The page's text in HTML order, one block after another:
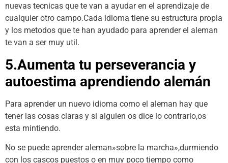
nuevas tecnicas que te van a ayudar en el aprendizaje de
cualquier otro campo.Cada idioma tiene su estructura propia
y los metodos que te han ayudado para aprender el aleman
te van a ser muy util.
5.Aumenta tu perseverancia y
autoestima aprendiendo alemán
Para aprender un nuevo idioma como el aleman hay que
tener las cosas claras y si alguien os dice lo contrario,os
esta mintiendo.
No se puede aprender aleman»sobre la marcha»,durmiendo
con los cascos puestos o en muy poco tiempo como